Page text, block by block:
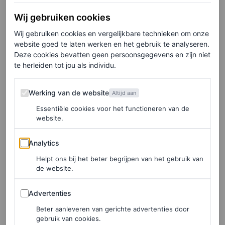
Première in Londen
Elizabeth Olsen koos voor de première in Londen voor
een look van Dries Van Noten. Ze droeg een lange jurk
met grote polkadots en een grafisch kruis in zwart-wit.
Ze combineerde de look met de groene muiltjes uit de
lente/zomer 2026-show van Dries Van Noten, een grote
gouden choker en statementoorbellen.
Hoewel Elizabeth Olsen dit keer dus voor het Belgische
pak vanThe Row met een asymmetrisch geknoopt
Wij gebruiken cookies
Wij gebruiken cookies en vergelijkbare technieken om onze
website goed te laten werken en het gebruik te analyseren.
Deze cookies bevatten geen persoonsgegevens en zijn niet
te herleiden tot jou als individu.
Werking van de website
Werking van de website Altijd aan
Essentiële cookies voor het functioneren van de
website.
Analytics
Analytics
Helpt ons bij het beter begrijpen van het gebruik van
de website.
Advertenties
Advertenties
Beter aanleveren van gerichte advertenties door
gebruik van cookies.